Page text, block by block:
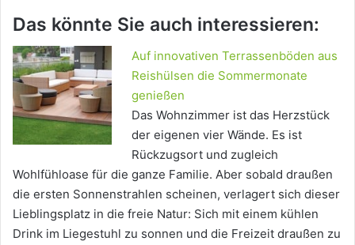
Das könnte Sie auch interessieren:
Auf innovativen Terrassenböden aus
Reishülsen die Sommermonate
genießen
Das Wohnzimmer ist das Herzstück
der eigenen vier Wände. Es ist
Rückzugsort und zugleich
Wohlfühloase für die ganze Familie. Aber sobald draußen
die ersten Sonnenstrahlen scheinen, verlagert sich dieser
Lieblingsplatz in die freie Natur: Sich mit einem kühlen
Drink im Liegestuhl zu sonnen und die Freizeit draußen zu